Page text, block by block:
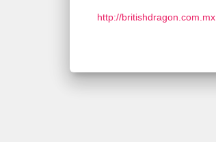
http://britishdragon.com.mx